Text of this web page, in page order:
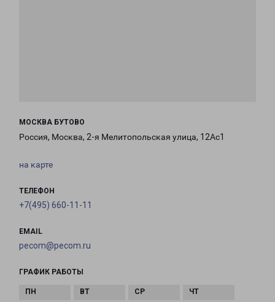
МОСКВА БУТОВО
Россия, Москва, 2-я Мелитопольская улица, 12Ас1
на карте
ТЕЛЕФОН
+7(495) 660-11-11
EMAIL
pecom@pecom.ru
ГРАФИК РАБОТЫ